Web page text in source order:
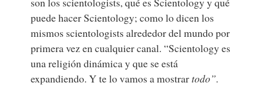
puede hacer Scientology; como lo dicen los
mismos scientologists alrededor del mundo por
primera vez en cualquier canal. “Scientology es
una religión dinámica y que se está
expandiendo. Y te lo vamos a mostrartodo”.